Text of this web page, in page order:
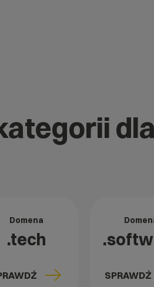
Domena
.tech
SPRAWDŹ